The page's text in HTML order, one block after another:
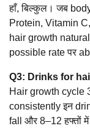
हाँ, बिल्कुल। जब
Protein, Vitamin
hair growth
possible rate पर
Q3: Drinks for
Hair growth cycle
consistently इन
fall और 8–12 हफ्तों